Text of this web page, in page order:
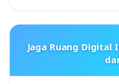
Jaga Ruang Digital